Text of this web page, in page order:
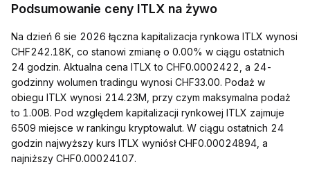
Podsumowanie ceny ITLX na żywo
Na dzień 6 sie 2026 łączna kapitalizacja rynkowa ITLX wynosi
CHF242.18K, co stanowi zmianę o 0.00% w ciągu ostatnich
24 godzin. Aktualna cena ITLX to CHF0.0002422, a 24-
godzinny wolumen tradingu wynosi CHF33.00. Podaż w
obiegu ITLX wynosi 214.23M, przy czym maksymalna podaż
to 1.00B. Pod względem kapitalizacji rynkowej ITLX zajmuje
6509 miejsce w rankingu kryptowalut. W ciągu ostatnich 24
godzin najwyższy kurs ITLX wyniósł CHF0.00024894, a
najniższy CHF0.00024107.